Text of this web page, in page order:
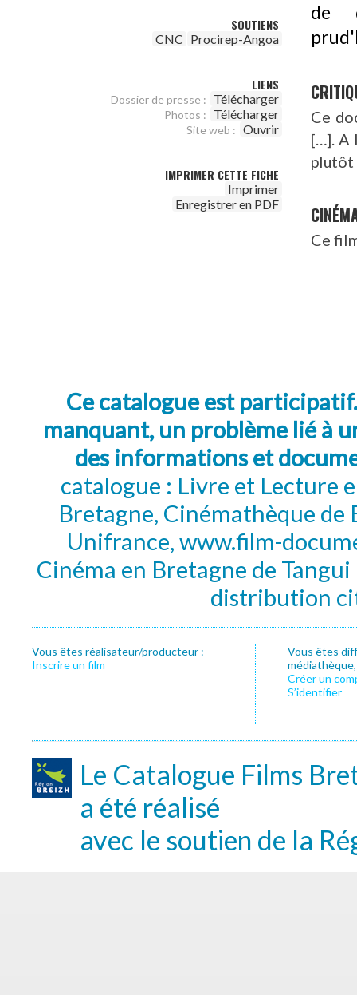
SOUTIENS
CNC Procirep-Angoa
LIENS
Dossier de presse : Télécharger
Photos : Télécharger
Site web : Ouvrir
IMPRIMER CETTE FICHE
Imprimer
Enregistrer en PDF
de
Ce
[…]. A
plutôt
Ce
Ce catalogue est
manquant, un problème lié à
des informations et
catalogue : Livre et Lecture
Bretagne, Cinémathèque de
Unifrance, www.film-
Cinéma en Bretagne de
distribution
Vous êtes réalisateur/producteur :
Inscrire un film
Vous êtes
Créer un
S’identifier
Le Catalogue Films
a été réalisé
avec le soutien de la